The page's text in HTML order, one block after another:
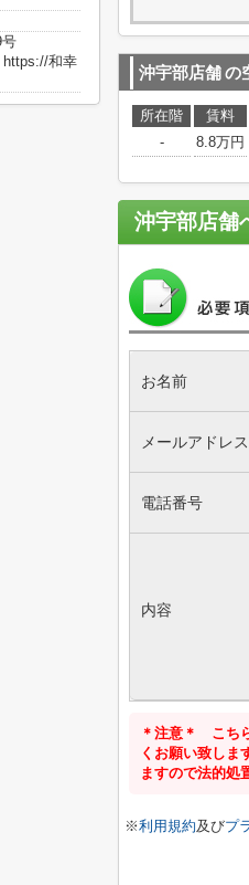
沖宇部店舗の
所在階 賃料
-
8.8万円
沖宇部店舗
お名前
メールアドレス
電話番号
内容
＊注意＊ こち
くお願い致しま
ますので法的処
※利用規約及びプ
和幸